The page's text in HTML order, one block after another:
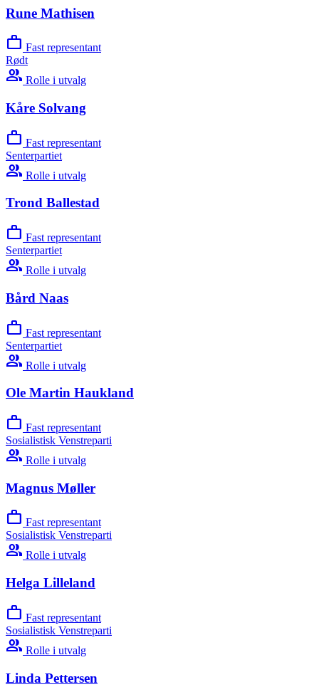
Rune Mathisen
work Fast representant
Rødt
group Rolle i utvalg
Kåre Solvang
work Fast representant
Senterpartiet
group Rolle i utvalg
Trond Ballestad
work Fast representant
Senterpartiet
group Rolle i utvalg
Bård Naas
work Fast representant
Senterpartiet
group Rolle i utvalg
Ole Martin Haukland
work Fast representant
Sosialistisk Venstreparti
group Rolle i utvalg
Magnus Møller
work Fast representant
Sosialistisk Venstreparti
group Rolle i utvalg
Helga Lilleland
work Fast representant
Sosialistisk Venstreparti
group Rolle i utvalg
Linda Pettersen